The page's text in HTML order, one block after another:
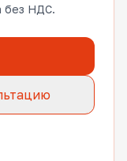
без НДС.